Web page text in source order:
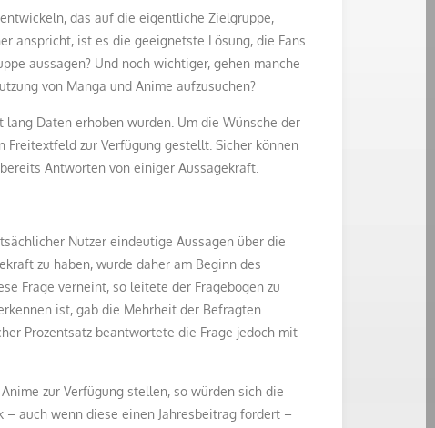
das auf die eigentliche Zielgruppe,
anspricht, ist es die geeignetste Lösung, die Fans
aussagen? Und noch wichtiger, gehen manche
von Manga und Anime aufzusuchen?
Daten erhoben wurden. Um die Wünsche der
zur Verfügung gestellt. Sicher können
Antworten von einiger Aussagekraft.
Nutzer eindeutige Aussagen über die
zu haben, wurde daher am Beginn des
Frage verneint, so leitete der Fragebogen zu
ist, gab die Mehrheit der Befragten
Prozentsatz beantwortete die Frage jedoch mit
zur Verfügung stellen, so würden sich die
auch wenn diese einen Jahresbeitrag fordert –